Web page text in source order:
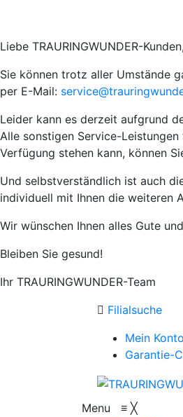
Liebe TRAURINGWUNDER-Kunden,
Sie können trotz aller Umstände
per E-Mail:
Leider kann es derzeit aufgrund
Alle sonstigen Service-
Verfügung stehen kann, können
Und selbstverständlich ist auch
individuell mit Ihnen die weiteren
Wir wünschen Ihnen alles Gute
Bleiben Sie gesund!
Ihr TRAURINGWUNDER-Team
Filialsuche
Mein Konto
Garantie-
Menu ≡ ╳